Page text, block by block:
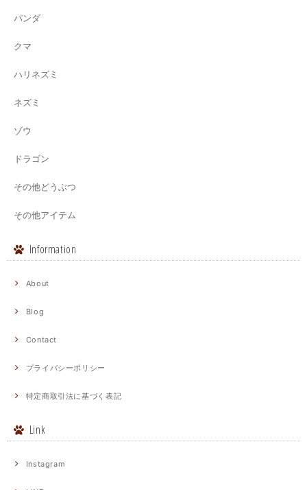
パンダ
クマ
ハリネズミ
ネズミ
ゾウ
ドラゴン
その他どうぶつ
その他アイテム
Information
About
Blog
Contact
プライバシーポリシー
特定商取引法に基づく表記
Link
Instagram